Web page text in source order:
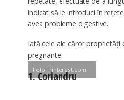
indicat să le introduci în
avea probleme digestive.
Iată cele ale căror proprietăți
pregnante:
1. Coriandru
Foto: Pinterest.com